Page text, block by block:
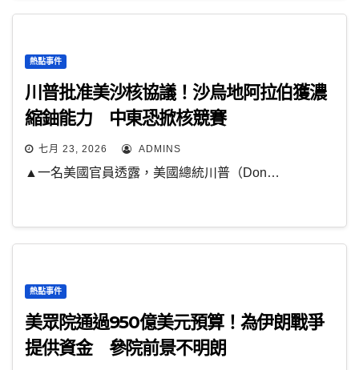
熱點事件
川普批准美沙核協議！沙烏地阿拉伯獲濃
縮鈾能力 中東恐掀核競賽
七月 23, 2026 ADMINS
▲一名美國官員透露，美國總統川普（Don…
熱點事件
美眾院通過950億美元預算！為伊朗戰爭
提供資金 參院前景不明朗